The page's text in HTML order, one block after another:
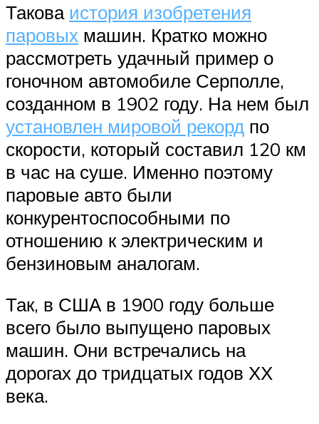
Такова история изобретения
паровых машин. Кратко можно
рассмотреть удачный пример о
гоночном автомобиле Серполле,
созданном в 1902 году. На нем был
установлен мировой рекорд по
скорости, который составил 120 км
в час на суше. Именно поэтому
паровые авто были
конкурентоспособными по
отношению к электрическим и
бензиновым аналогам.
Так, в США в 1900 году больше
всего было выпущено паровых
машин. Они встречались на
дорогах до тридцатых годов ХХ
века.